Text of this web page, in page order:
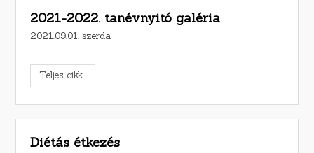
2021-2022. tanévnyitó galéria
2021.09.01. szerda
Teljes cikk...
Diétás étkezés